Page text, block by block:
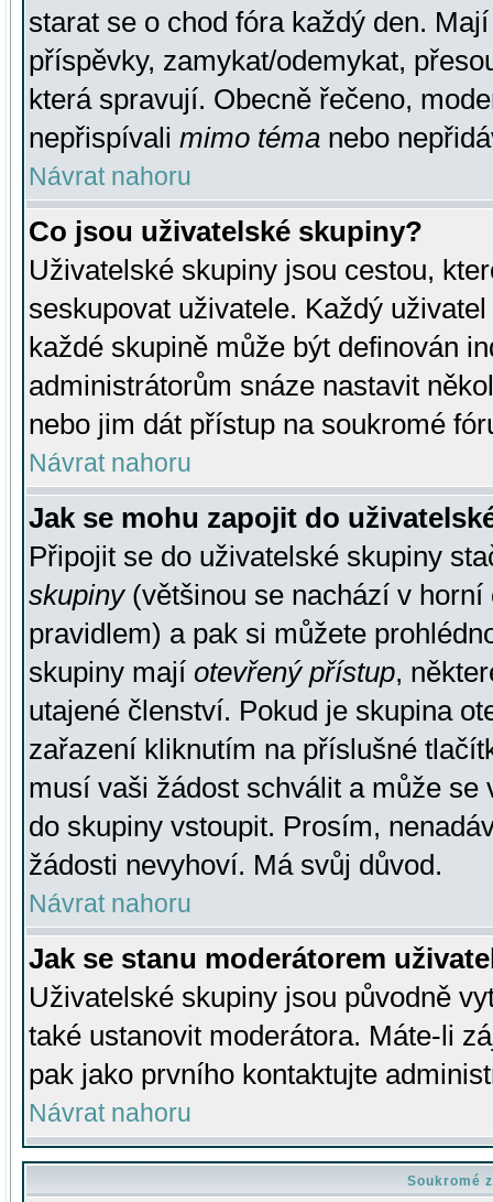
starat se o chod fóra každý den.
příspěvky, zamykat/odemykat,
která spravují. Obecně řečeno,
nepřispívali mimo téma nebo
Návrat nahoru
Co jsou uživatelské skupiny?
Uživatelské skupiny jsou cestou,
seskupovat uživatele. Každý
každé skupině může být definován
administrátorům snáze nastavit
nebo jim dát přístup na soukromé
Návrat nahoru
Jak se mohu zapojit do
Připojit se do uživatelské skupiny
skupiny(většinou se nachází v horní
pravidlem) a pak si můžete
skupiny mají otevřený přístup,
utajené členství. Pokud je skupina
zařazení kliknutím na příslušné
musí vaši žádost schválit a může se
do skupiny vstoupit. Prosím,
žádosti nevyhoví. Má svůj důvod.
Návrat nahoru
Jak se stanu moderátorem
Uživatelské skupiny jsou původně
také ustanovit moderátora. Máte-li
pak jako prvního kontaktujte
Návrat nahoru
Soukromé